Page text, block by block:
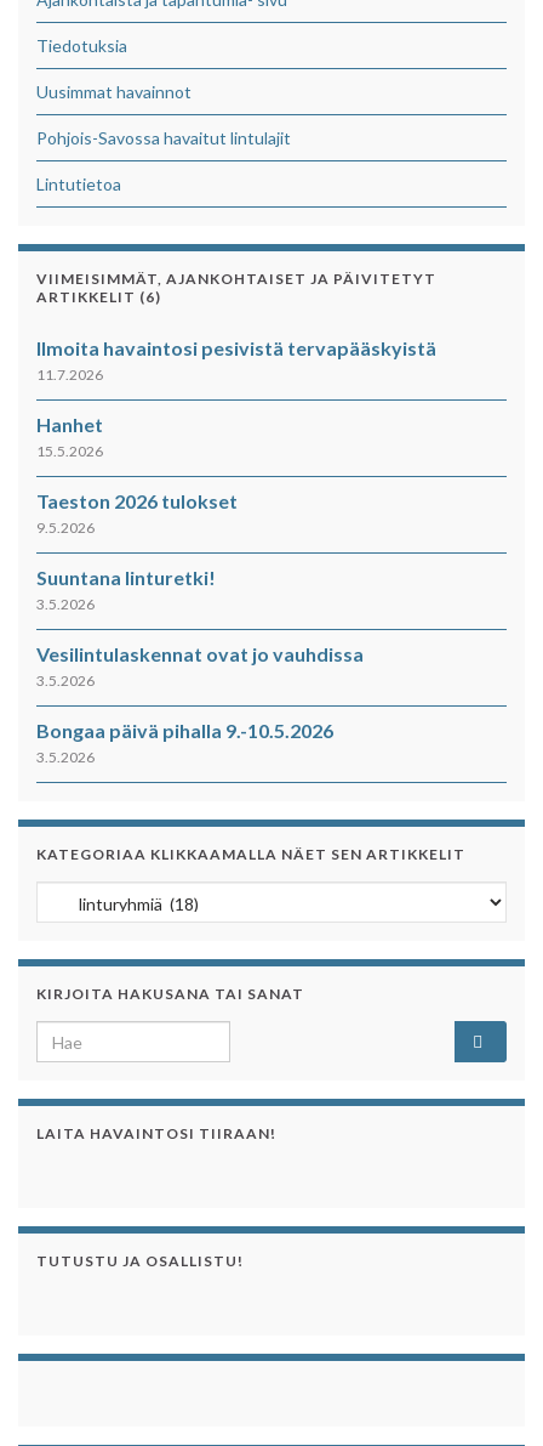
Tiedotuksia
Uusimmat havainnot
Pohjois-Savossa havaitut lintulajit
Lintutietoa
VIIMEISIMMÄT, AJANKOHTAISET JA PÄIVITETYT
ARTIKKELIT (6)
Ilmoita havaintosi pesivistä tervapääskyistä
11.7.2026
Hanhet
15.5.2026
Taeston 2026 tulokset
9.5.2026
Suuntana linturetki!
3.5.2026
Vesilintulaskennat ovat jo vauhdissa
3.5.2026
Bongaa päivä pihalla 9.-10.5.2026
3.5.2026
KATEGORIAA KLIKKAAMALLA NÄET SEN ARTIKKELIT
Kategoriaa klikkaamalla näet sen artikkelit
KIRJOITA HAKUSANA TAI SANAT
Search for:
LAITA HAVAINTOSI TIIRAAN!
TUTUSTU JA OSALLISTU!